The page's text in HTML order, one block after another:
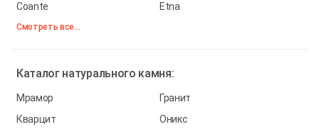
Coante
Etna
Смотреть все...
Каталог натурального камня:
Мрамор
Гранит
Кварцит
Оникс